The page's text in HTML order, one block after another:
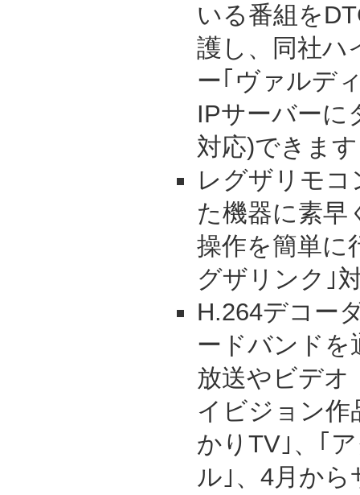
いる番組を
護し、同社ハ
ー｢ヴァルデ
IPサーバーに
対応)できます
レグザリモ
た機器に素早
操作を簡単に
グザリンク｣
H.264デコー
ードバンドを
放送やビデオ
イビジョン作
かりTV｣、｢
ル｣、4月か